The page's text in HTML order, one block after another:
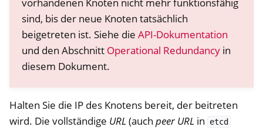
sind, bis der neue Knoten tatsächlich
beigetreten ist. Siehe die API-Dokumentation
und den Abschnitt Operational Redundancyin
diesem Dokument.
Halten Sie die IP des Knotens bereit, der beitreten
wird. Die vollständige URL (auch peer URL in etcd